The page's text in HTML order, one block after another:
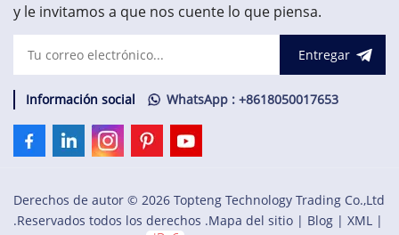
y le invitamos a que nos cuente lo que piensa.
Entregar
Información social WhatsApp : +8618050017653
Derechos de autor © 2026 Topteng Technology Trading Co.,Ltd
.Reservados todos los derechos .Mapa del sitio | Blog | XML |